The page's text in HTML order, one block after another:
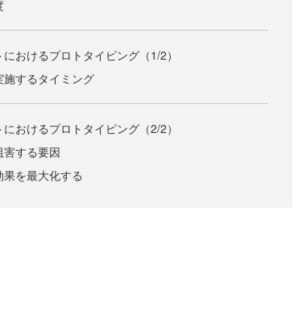
おけるプロトタイピング（1/2）
するタイミング
おけるプロトタイピング（2/2）
する要因
を最大化する